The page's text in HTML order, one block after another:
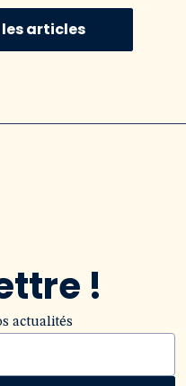
les articles
!
actualités